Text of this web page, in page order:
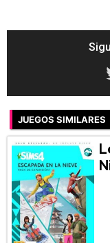
JUEGOS SIMILARES